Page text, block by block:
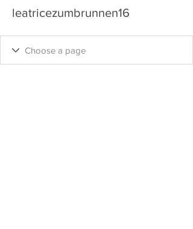
leatricezumbrunnen16